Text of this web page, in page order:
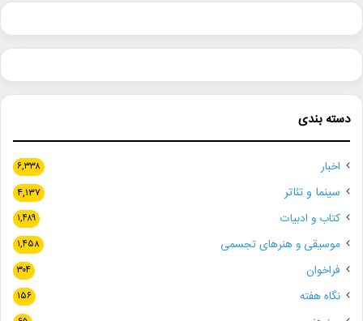
دسته بندی
اخبار ۶,۳۳۸
سینما و تئاتر ۴,۱۳۷
کتاب و ادبیات ۱,۴۸۹
موسیقی و هنرهای تجسمی ۱,۴۵۸
فراخوان ۳۰۴
نگاه هفته ۱۵۶